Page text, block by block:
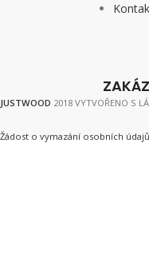
Vaše přání na
JUSTWOOD 2018 VYTVOŘENO S
Žádost o vymazání osobních údajů